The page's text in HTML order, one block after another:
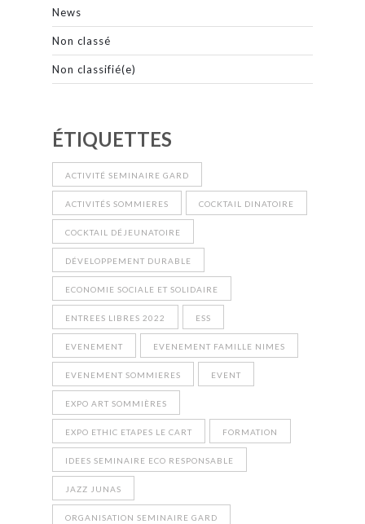
News
Non classé
Non classifié(e)
ÉTIQUETTES
ACTIVITÉ SEMINAIRE GARD
ACTIVITÉS SOMMIERES COCKTAIL DINATOIRE
COCKTAIL DÉJEUNATOIRE
DÉVELOPPEMENT DURABLE
ECONOMIE SOCIALE ET SOLIDAIRE
ENTREES LIBRES 2022 ESS
EVENEMENT EVENEMENT FAMILLE NIMES
EVENEMENT SOMMIERES EVENT
EXPO ART SOMMIÈRES
EXPO ETHIC ETAPES LE CART FORMATION
IDEES SEMINAIRE ECO RESPONSABLE
JAZZ JUNAS
ORGANISATION SEMINAIRE GARD